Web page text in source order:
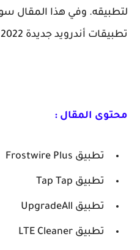
تطبيقات أندرويد جديدة 2022 خارج متجر جوجل بلاي.
محتوى المقال :
تطبيق Frostwire Plus
تطبيق Tap Tap
تطبيق UpgradeAll
تطبيق LTE Cleaner